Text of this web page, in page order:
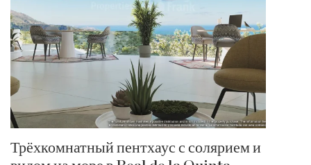
Трёхкомнатный пентхаус с солярием и